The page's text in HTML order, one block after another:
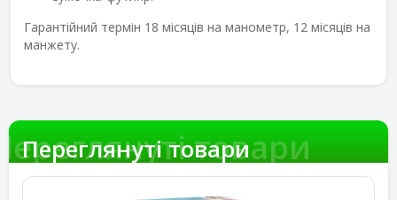
Гарантійний термін 18 місяців на манометр, 12 місяців на
манжету.
товари
Переглянуті товари